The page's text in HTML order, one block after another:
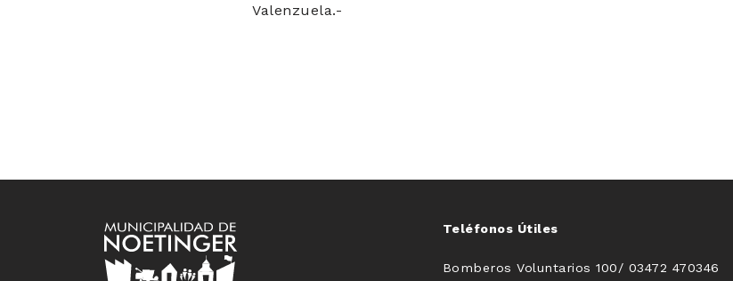
Valenzuela.-
Teléfonos Útiles
Bomberos Voluntarios 100/ 03472 470346